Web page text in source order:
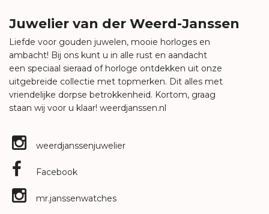
Juwelier van der Weerd-Janssen
Liefde voor gouden juwelen, mooie horloges en
ambacht! Bij ons kunt u in alle rust en aandacht
een speciaal sieraad of horloge ontdekken uit onze
uitgebreide collectie met topmerken. Dit alles met
vriendelijke dorpse betrokkenheid. Kortom, graag
staan wij voor u klaar! weerdjanssen.nl
weerdjanssenjuwelier
Facebook
mr.janssenwatches